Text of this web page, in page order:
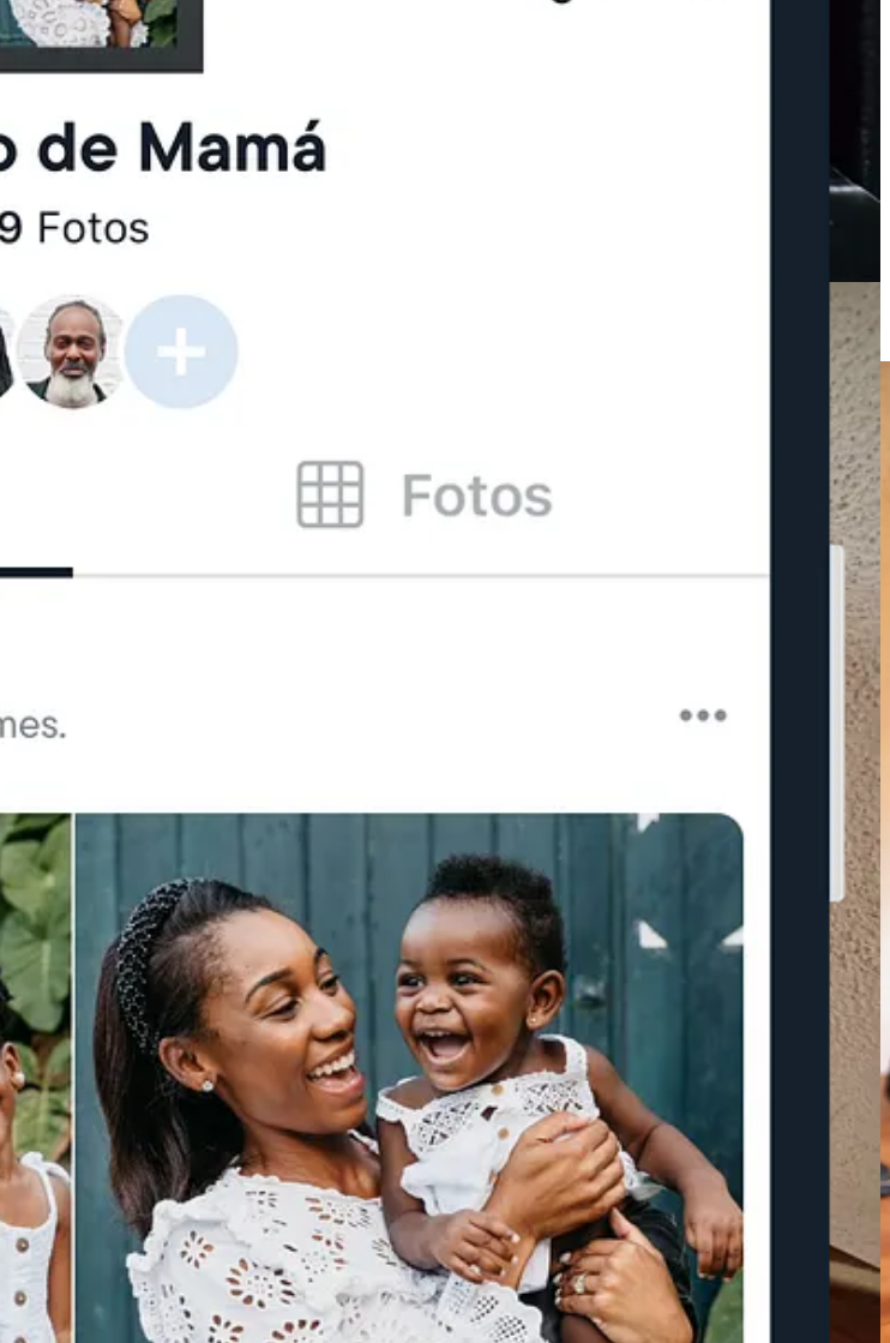
a tu abuela, ya pre-cargado con imágenes, mensajes y hasta una bienvenida. Lo mejor: después pueden
esta función es oro puro:todos pueden participar, sin complicaciones
. Seleccionas la imagen, eliges el marco y pum, ahí aparece, en la rotación que tú defines
en la nube de Aura es ilimitado